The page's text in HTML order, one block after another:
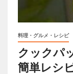
料理・グルメ・レシピ
クックパ
簡単レシ